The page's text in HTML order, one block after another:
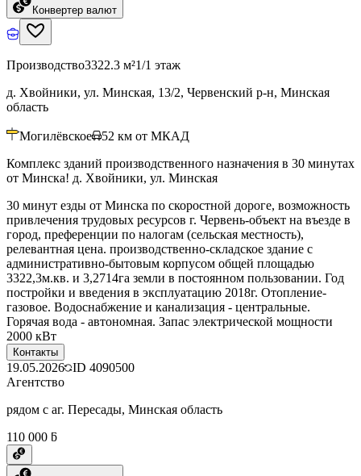
Конвертер валют
Производство3322.3 м²1/1 этаж
д. Хвойники, ул. Минская, 13/2, Червенский р-н, Минская
область
Могилёвское 52 км от МКАД
Комплекс зданий производственного назначения в 30 минутах
от Минска! д. Хвойники, ул. Минская
30 минут езды от Минска по скоростной дороге, возможность
привлечения трудовых ресурсов г. Червень-объект на въезде в
город, преференции по налогам (сельская местность),
релевантная цена. производственно-складское здание с
административно-бытовым корпусом общей площадью
3322,3м.кв. и 3,2714га земли в постоянном пользовании. Год
постройки и введения в эксплуатацию 2018г. Отопление-
газовое. Водоснабжение и канализация - центральные.
Горячая вода - автономная. Запас электрической мощности
2000 кВт
Контакты
19.05.2026 ID 4090500
Агентство
рядом с аг. Пересады, Минская область
110 000 ƃ